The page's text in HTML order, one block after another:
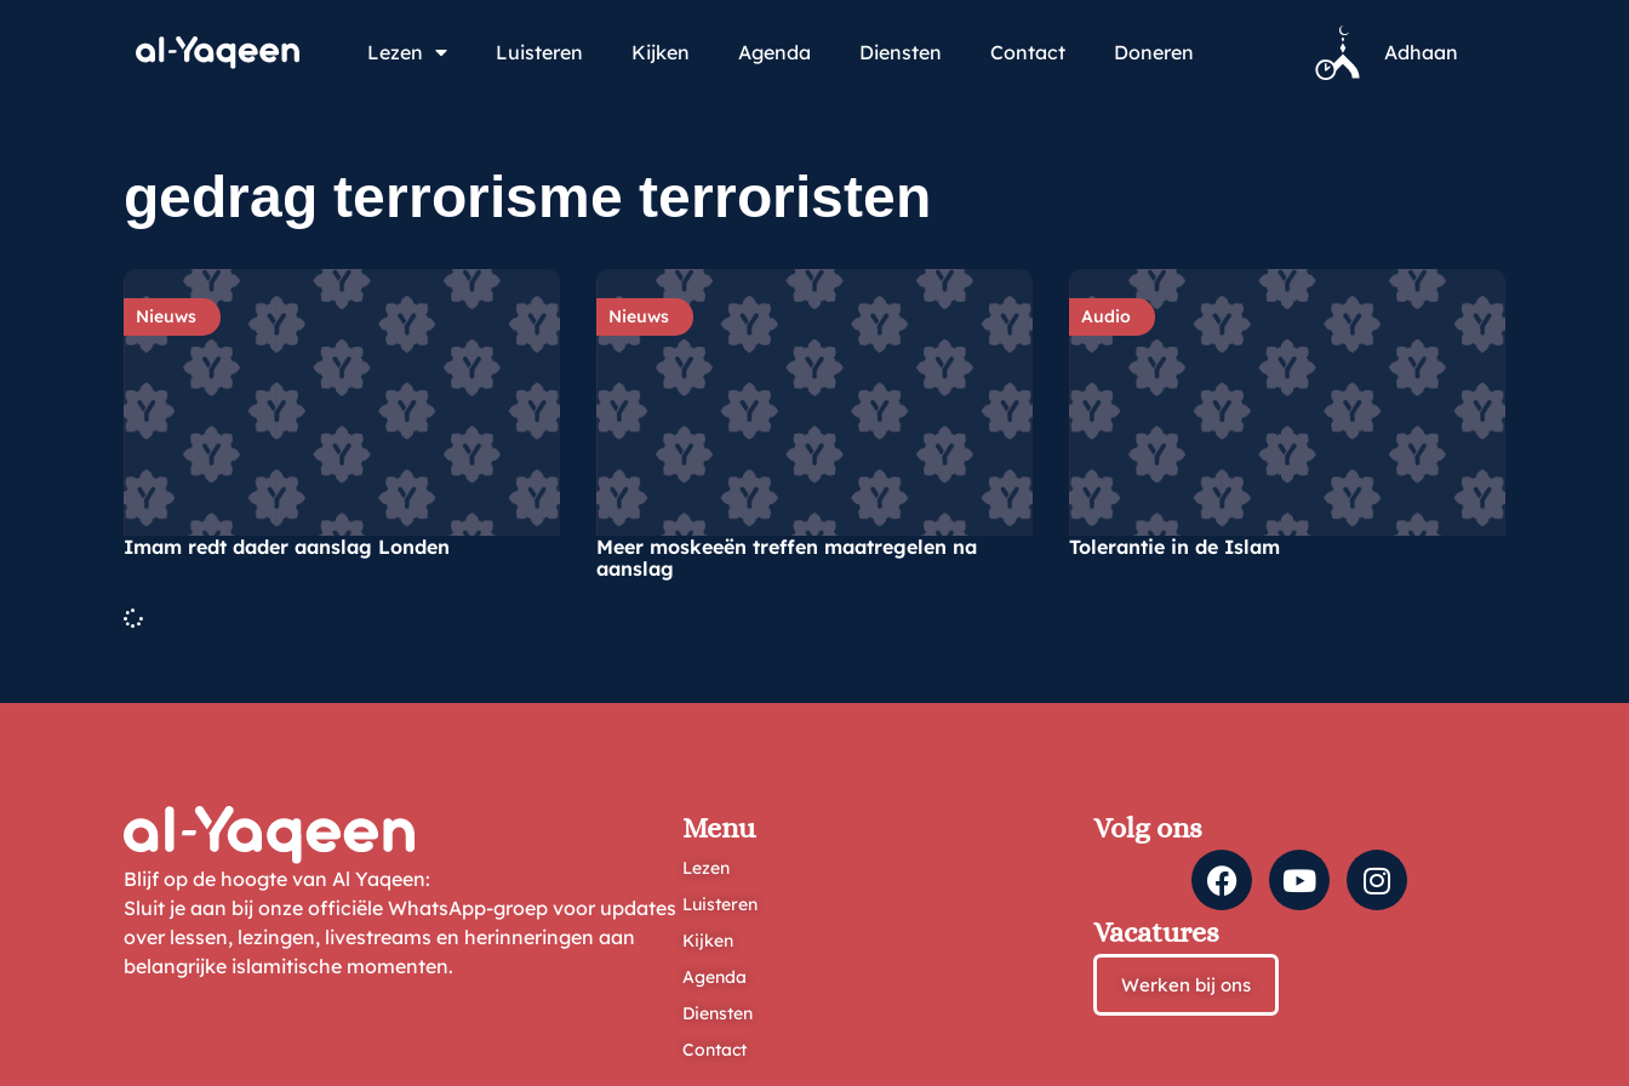
Lezen Luisteren Kijken Agenda Diensten Contact Doneren Adhaan
gedrag terrorisme terroristen
Nieuws
Imam redt dader aanslag Londen
Nieuws
Meer moskeeën treffen maatregelen na
aanslag
Audio
Tolerantie in de Islam
Blijf op de hoogte van Al Yaqeen:
Sluit je aan bij onze officiële WhatsApp-groep voor updates
over lessen, lezingen, livestreams en herinneringen aan
belangrijke islamitische momenten.
Menu
Lezen
Luisteren
Kijken
Agenda
Diensten
Contact
Volg ons
Vacatures
Werken bij ons